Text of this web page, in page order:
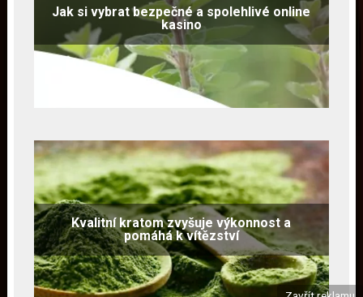
Jak si vybrat bezpečné a spolehlivé online
kasino
Kvalitní kratom zvyšuje výkonnost a
pomáhá k vítězství